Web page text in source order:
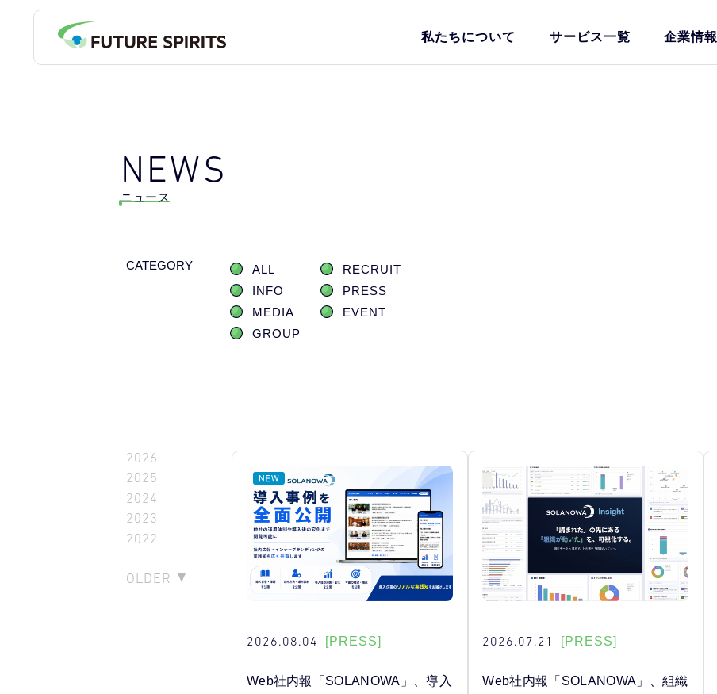
私たちについて サービス一覧 企業情報
NEWS
ニュース
CATEGORY ALL
RECRUIT
INFO
PRESS
MEDIA
EVENT
GROUP
2026
2025
2024
2023
2022
OLDER
2026.08.04 [PRESS]
Web社内報「SOLANOWA」、導入
2026.07.21 [PRESS]
Web社内報「SOLANOWA」、組織